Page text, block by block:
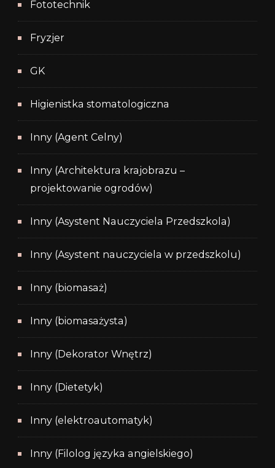
Fototechnik
Fryzjer
GK
Higienistka stomatologiczna
Inny (Agent Celny)
Inny (Architektura krajobrazu –
projektowanie ogrodów)
Inny (Asystent Nauczyciela Przedszkola)
Inny (Asystent nauczyciela w przedszkolu)
Inny (biomasaż)
Inny (biomasażysta)
Inny (Dekorator Wnętrz)
Inny (Dietetyk)
Inny (elektroautomatyk)
Inny (Filolog języka angielskiego)